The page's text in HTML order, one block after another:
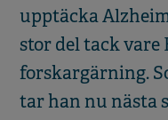
upptäcka
stor del tack
forskargärning.
tar han nu nästa